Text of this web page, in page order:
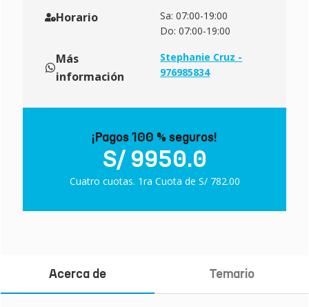
Horario
Sa: 07:00-19:00
Do: 07:00-19:00
Más
información
Stephanie Cruz -
976985834
¡Pagos 100 % seguros!
S/ 9950.0
Cuatro cuotas. 1ra Cuota de S/ 782.00
Acerca de Temario